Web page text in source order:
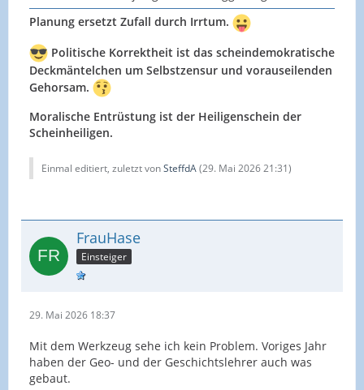
Planung ersetzt Zufall durch Irrtum.
Politische Korrektheit ist das scheindemokratische
Deckmäntelchen um Selbstzensur und vorauseilenden
Gehorsam.
Moralische Entrüstung ist der Heiligenschein der
Scheinheiligen.
Einmal editiert, zuletzt vonSteffdA(29. Mai 2026 21:31)
FrauHase
Einsteiger
29. Mai 2026 18:37
Mit dem Werkzeug sehe ich kein Problem. Voriges Jahr
haben der Geo- und der Geschichtslehrer auch was
gebaut.